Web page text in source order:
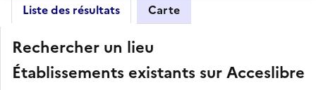
Liste des résultats Carte
Rechercher un lieu
Établissements existants sur Acceslibre